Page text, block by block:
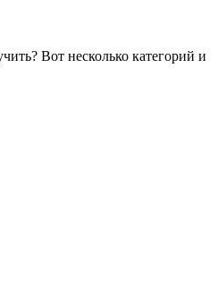
Вот несколько категорий и